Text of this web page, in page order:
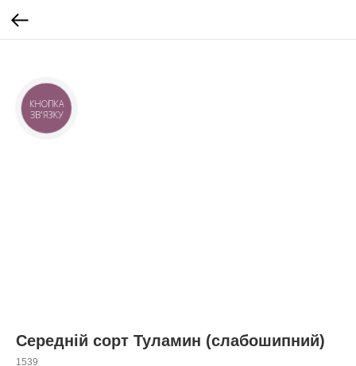
Середній сорт Туламин (слабошипний)
1539
КНОПКА
ЗВ'ЯЗКУ